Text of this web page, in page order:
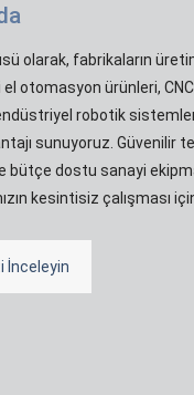
olarak, fabrikaların
otomasyon ürünleri,
robotik
sunuyoruz. Güvenilir
bütçe dostu sanayi
kesintisiz çalışması
İnceleyin